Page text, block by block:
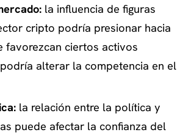
la influencia de figuras
cripto podría presionar hacia
favorezcan ciertos activos
alterar la competencia en el
la relación entre la política y
puede afectar la confianza del